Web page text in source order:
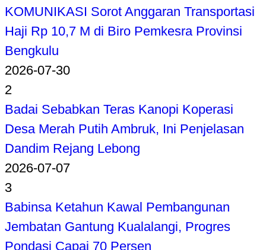
KOMUNIKASI Sorot Anggaran Transportasi
Haji Rp 10,7 M di Biro Pemkesra Provinsi
Bengkulu
2026-07-30
2
Badai Sebabkan Teras Kanopi Koperasi
Desa Merah Putih Ambruk, Ini Penjelasan
Dandim Rejang Lebong
2026-07-07
3
Babinsa Ketahun Kawal Pembangunan
Jembatan Gantung Kualalangi, Progres
Pondasi Capai 70 Persen